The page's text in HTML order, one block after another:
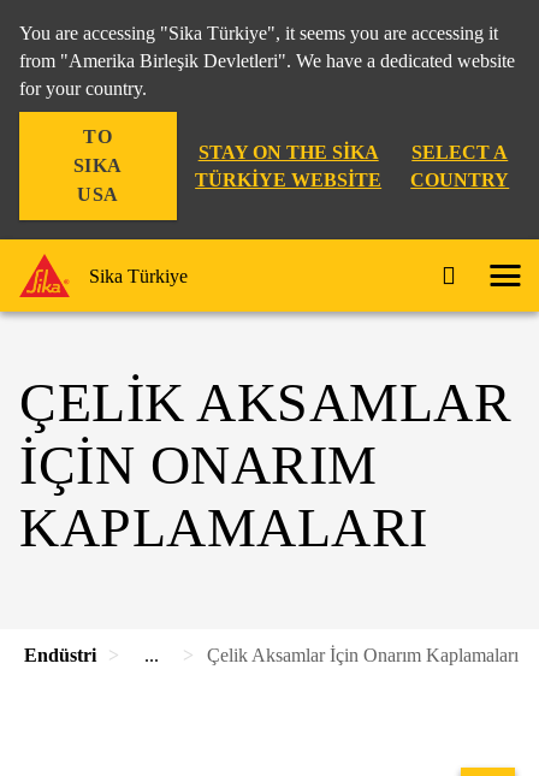
You are accessing "Sika Türkiye", it seems you are accessing it
from "Amerika Birleşik Devletleri". We have a dedicated website
for your country.
TO
SIKA
USA
STAY ON THE SIKA
TÜRKIYE WEBSITE
SELECT A
COUNTRY
Sika Türkiye
ÇELIK AKSAMLAR
İÇIN ONARIM
KAPLAMALARI
Endüstri ... Çelik Aksamlar İçin Onarım Kaplamaları